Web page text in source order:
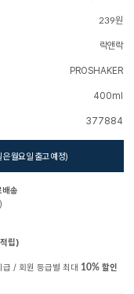
239원
락앤락
PROSHAKER
400ml
377884
월요일 출고 예정)
송
립)
급 / 회원 등급별 최대 10%할인